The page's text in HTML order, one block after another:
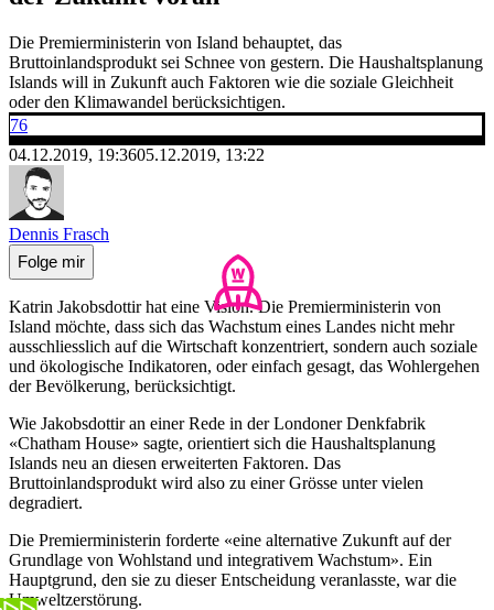
Die Premierministerin von Island behauptet, das
Bruttoinlandsprodukt sei Schnee von gestern. Die Haushaltsplanung
Islands will in Zukunft auch Faktoren wie die soziale Gleichheit
oder den Klimawandel berücksichtigen.
76
04.12.2019, 19:3605.12.2019, 13:22
Dennis Frasch
Folge mir
Katrin Jakobsdottir hat eine Vision. Die Premierministerin von
Island möchte, dass sich das Wachstum eines Landes nicht mehr
ausschliesslich auf die Wirtschaft konzentriert, sondern auch soziale
und ökologische Indikatoren, oder einfach gesagt, das Wohlergehen
der Bevölkerung, berücksichtigt.
Wie Jakobsdottir an einer Rede in der Londoner Denkfabrik
«Chatham House» sagte, orientiert sich die Haushaltsplanung
Islands neu an diesen erweiterten Faktoren. Das
Bruttoinlandsprodukt wird also zu einer Grösse unter vielen
degradiert.
Die Premierministerin forderte «eine alternative Zukunft auf der
Grundlage von Wohlstand und integrativem Wachstum». Ein
Hauptgrund, den sie zu dieser Entscheidung veranlasste, war die
Umweltzerstörung.